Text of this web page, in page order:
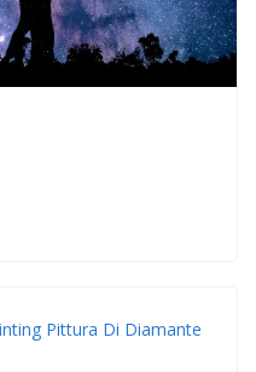
Pittura Di Diamante